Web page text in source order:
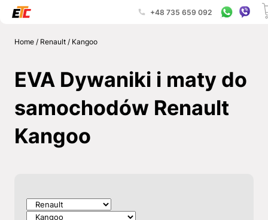
+48 735 659 092
Home/ Renault/ Kangoo
EVA Dywaniki i maty do
samochodów Renault
Kangoo